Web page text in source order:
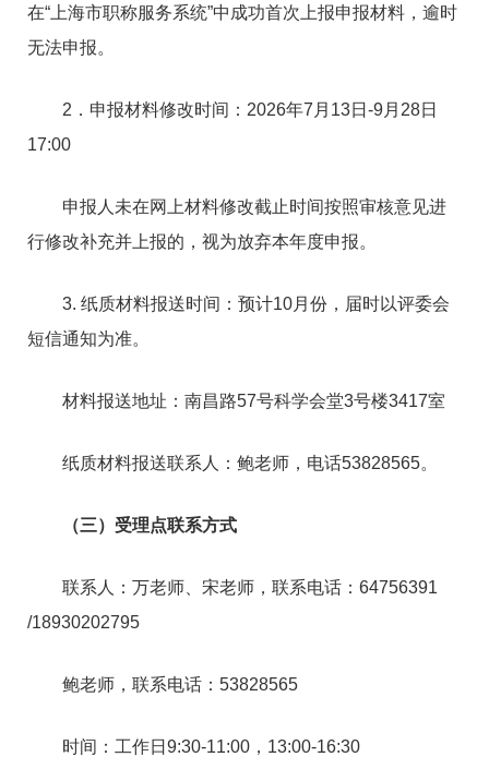
在“上海市职称服务系统”中成功首次上报申报材料，逾时
无法申报。
2．申报材料修改时间：2026年7月13日-9月28日
17:00
申报人未在网上材料修改截止时间按照审核意见进
行修改补充并上报的，视为放弃本年度申报。
3. 纸质材料报送时间：预计10月份，届时以评委会
短信通知为准。
材料报送地址：南昌路57号科学会堂3号楼3417室
纸质材料报送联系人：鲍老师，电话53828565。
（三）受理点联系方式
联系人：万老师、宋老师，联系电话：64756391
/18930202795
鲍老师，联系电话：53828565
时间：工作日9:30-11:00，13:00-16:30